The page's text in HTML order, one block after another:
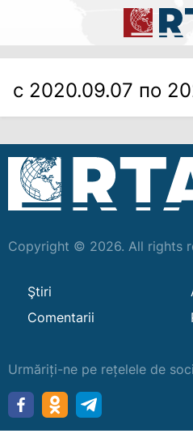
с 2020.09.07 по
Copyright © 2026. All rights
Ştiri
Comentarii
Urmăriți-ne pe rețelele de